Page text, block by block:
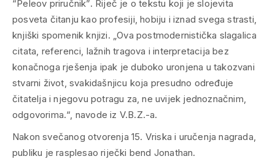
“Peleov priručnik”. Riječ je o tekstu koji je slojevita
posveta čitanju kao profesiji, hobiju i iznad svega strasti,
knjiški spomenik knjizi. „Ova postmodernistička slagalica
citata, referenci, lažnih tragova i interpretacija bez
konačnoga rješenja ipak je duboko uronjena u takozvani
stvarni život, svakidašnjicu koja presudno određuje
čitatelja i njegovu potragu za, ne uvijek jednoznačnim,
odgovorima.“, navode iz V.B.Z.-a.
Nakon svečanog otvorenja 15. Vriska i uručenja nagrada,
publiku je rasplesao riječki bend Jonathan.